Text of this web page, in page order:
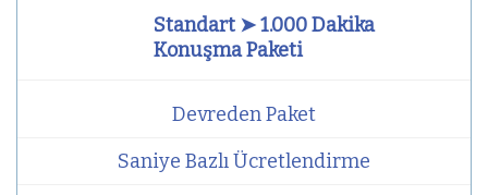
Standart ➤ 1.000 Dakika
Konuşma Paketi
Devreden Paket
Saniye Bazlı Ücretlendirme